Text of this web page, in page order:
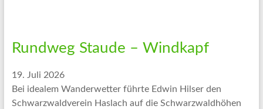
Rundweg Staude – Windkapf
19. Juli 2026
Bei idealem Wanderwetter führte Edwin Hilser den
Schwarzwaldverein Haslach auf die Schwarzwaldhöhen